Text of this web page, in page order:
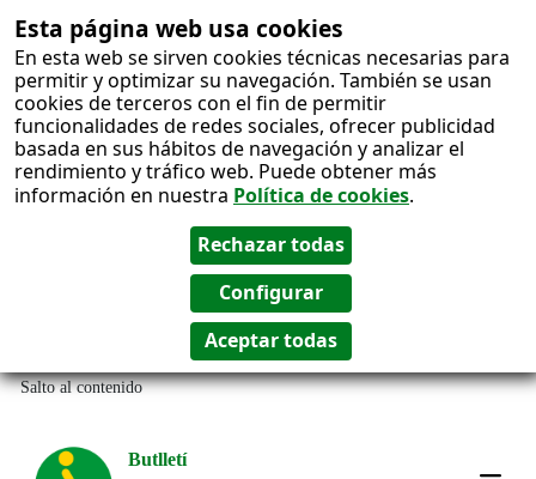
Esta página web usa cookies
En esta web se sirven cookies técnicas necesarias para
permitir y optimizar su navegación. También se usan
cookies de terceros con el fin de permitir
funcionalidades de redes sociales, ofrecer publicidad
basada en sus hábitos de navegación y analizar el
rendimiento y tráfico web. Puede obtener más
información en nuestra Política de cookies.
Salto al contenido
Butlletí